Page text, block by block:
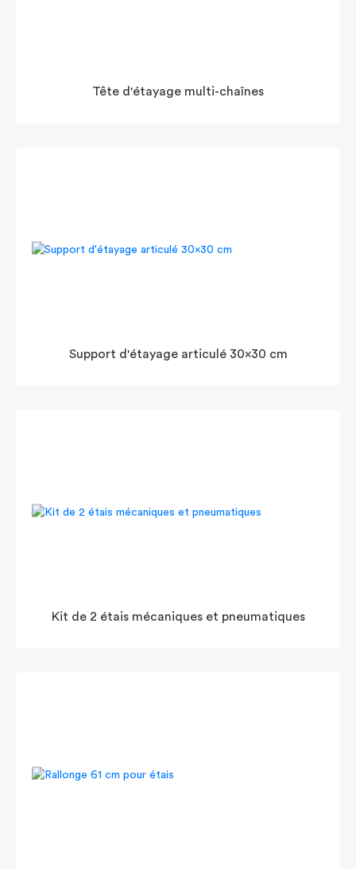
Tête d'étayage multi-chaînes
Support d'étayage articulé 30x30 cm
Kit de 2 étais mécaniques et pneumatiques